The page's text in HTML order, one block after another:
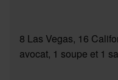
8 Las Vegas, 16
avocat, 1 soupe et 1